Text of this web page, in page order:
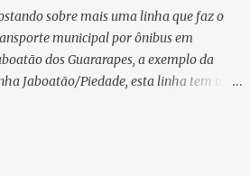
? A Comil vem de um processo de
judicial e fechamento de filial, o
em 2025 fez com que a encarroçadora
produzisse 16 unidades de ônibus
sobre mais uma linha que faz o
municipal por ônibus em
dos Guararapes, a exemplo da
Jaboatão/Piedade, esta linha tem um